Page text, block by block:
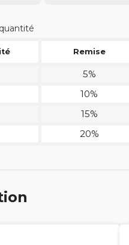
Remise
5%
10%
15%
20%